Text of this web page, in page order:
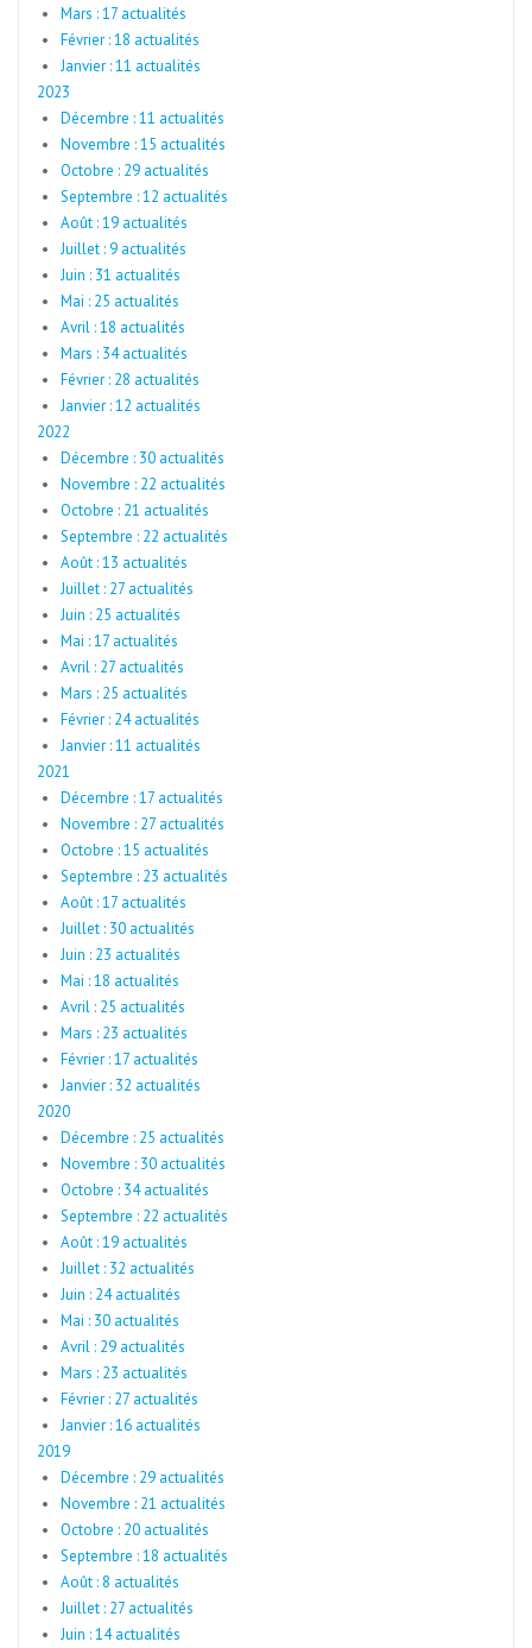
Mars : 17 actualités
Février : 18 actualités
Janvier : 11 actualités
2023
Décembre : 11 actualités
Novembre : 15 actualités
Octobre : 29 actualités
Septembre : 12 actualités
Août : 19 actualités
Juillet : 9 actualités
Juin : 31 actualités
Mai : 25 actualités
Avril : 18 actualités
Mars : 34 actualités
Février : 28 actualités
Janvier : 12 actualités
2022
Décembre : 30 actualités
Novembre : 22 actualités
Octobre : 21 actualités
Septembre : 22 actualités
Août : 13 actualités
Juillet : 27 actualités
Juin : 25 actualités
Mai : 17 actualités
Avril : 27 actualités
Mars : 25 actualités
Février : 24 actualités
Janvier : 11 actualités
2021
Décembre : 17 actualités
Novembre : 27 actualités
Octobre : 15 actualités
Septembre : 23 actualités
Août : 17 actualités
Juillet : 30 actualités
Juin : 23 actualités
Mai : 18 actualités
Avril : 25 actualités
Mars : 23 actualités
Février : 17 actualités
Janvier : 32 actualités
2020
Décembre : 25 actualités
Novembre : 30 actualités
Octobre : 34 actualités
Septembre : 22 actualités
Août : 19 actualités
Juillet : 32 actualités
Juin : 24 actualités
Mai : 30 actualités
Avril : 29 actualités
Mars : 23 actualités
Février : 27 actualités
Janvier : 16 actualités
2019
Décembre : 29 actualités
Novembre : 21 actualités
Octobre : 20 actualités
Septembre : 18 actualités
Août : 8 actualités
Juillet : 27 actualités
Juin : 14 actualités